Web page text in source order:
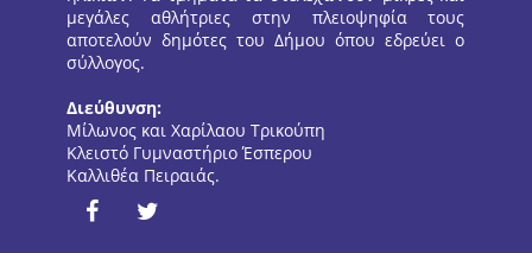
μεγάλες αθλήτριες στην πλειοψηφία τους
αποτελούν δημότες του Δήμου όπου εδρεύει ο
σύλλογος.
Διεύθυνση:
Μίλωνος και Χαρίλαου Τρικούπη
Κλειστό Γυμναστήριο Έσπερου
Καλλιθέα Πειραιάς.